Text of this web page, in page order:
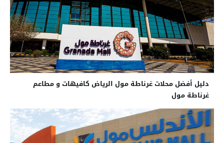
دليل أفضل محلات غرناطة مول الرياض كافيهات و مطاعم
غرناطة مول